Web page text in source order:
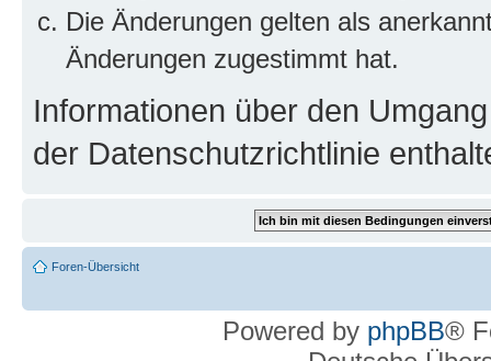
Die Änderungen gelten als
Änderungen zugestimmt hat.
Informationen über den
der Datenschutzrichtlinie
Foren-Übersicht
Powered by phpBB®